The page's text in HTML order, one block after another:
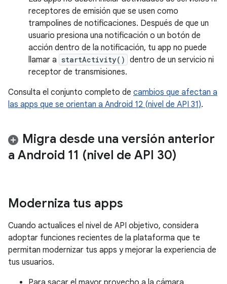
receptores de emisión que se usen como
trampolines de notificaciones. Después de que un
usuario presiona una notificación o un botón de
acción dentro de la notificación, tu app no puede
llamar a startActivity() dentro de un servicio ni
receptor de transmisiones.
Consulta el conjunto completo de cambios que afectan a
las apps que se orientan a Android 12 (nivel de API 31).
Migra desde una versión anterior
a Android 11 (nivel de API 30)
Moderniza tus apps
Cuando actualices el nivel de API objetivo, considera
adoptar funciones recientes de la plataforma que te
permitan modernizar tus apps y mejorar la experiencia de
tus usuarios.